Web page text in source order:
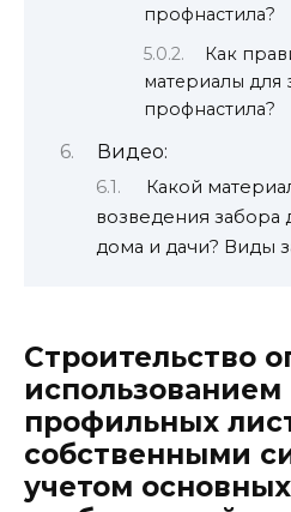
профнастила?
Как
материалы для
профнастила?
Видео:
Какой
возведения забора
дома и дачи? Виды
Строительство
профильных
собственными
учетом основных